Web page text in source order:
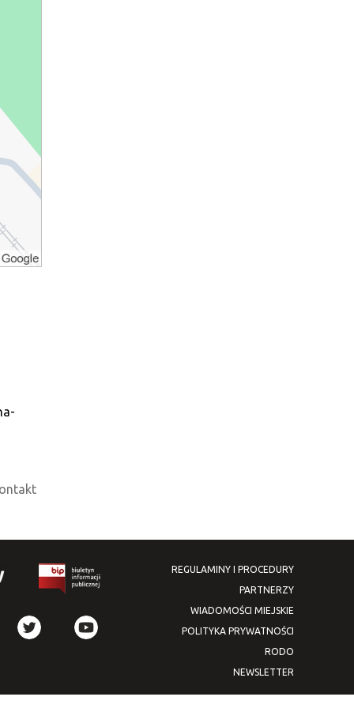
REGULAMINY I PROCEDURY
PARTNERZY
WIADOMOŚCI MIEJSKIE
POLITYKA PRYWATNOŚCI
RODO
NEWSLETTER